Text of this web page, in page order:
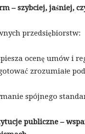
– szybciej, jaśniej,
przedsiębiorstw:
ocenę umów i
zrozumiałe
spójnego
publiczne –